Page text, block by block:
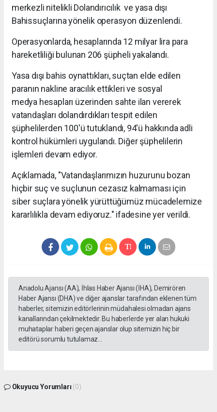
merkezli nitelikli Dolandırıcılık ve yasa dışı
Bahissuçlarına yönelik operasyon düzenlendi.
Operasyonlarda, hesaplarında 12 milyar lira para
hareketliliği bulunan 206 şüpheli yakalandı.
Yasa dışı bahis oynattıkları, suçtan elde edilen
paranın nakline aracılık ettikleri ve sosyal
medya hesapları üzerinden sahte ilan vererek
vatandaşları dolandırdıkları tespit edilen
şüphelilerden 100'ü tutuklandı, 94'ü hakkında adli
kontrol hükümleri uygulandı. Diğer şüphelilerin
işlemleri devam ediyor.
Açıklamada, "Vatandaşlarımızın huzurunu bozan
hiçbir suç ve suçlunun cezasız kalmaması için
siber suçlara yönelik yürüttüğümüz mücadelemize
kararlılıkla devam ediyoruz." ifadesine yer verildi.
Anadolu Ajansı (AA), İhlas Haber Ajansı (İHA), Demirören
Haber Ajansı (DHA) ve diğer ajanslar tarafından eklenen tüm
haberler, sitemizin editörlerinin müdahalesi olmadan ajans
kanallarından çekilmektedir. Bu haberlerde yer alan hukuki
muhataplar haberi geçen ajanslar olup sitemizin hiç bir
editörü sorumlu tutulamaz...
Okuyucu Yorumları (0)